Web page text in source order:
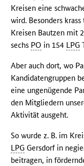
Kreisen eine
wird. Besonders
Kreisen Bautzen mit
sechs PO in 154 LPG
Aber auch dort, wo
Kandidatengruppen
eine ungenügende
den Mitgliedern
Aktivität ausgeht.
So wurde z. B. im
LPG Gersdorf in
beitragen, in